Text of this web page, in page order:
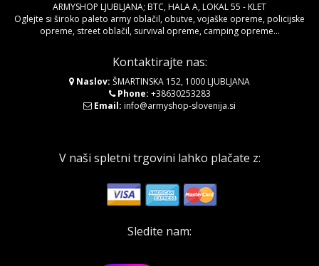
ARMYSHOP LJUBLJANA; BTC, HALA A, LOKAL 55 - KLET
Oglejte si široko paleto army oblačil, obutve, vojaške opreme, policijske
opreme, street oblačil, survival opreme, camping opreme...
Kontaktirajte nas:
Naslov: ŠMARTINSKA 152, 1000 LJUBLJANA
Phone: +38630253283
Email: info@armyshop-slovenija.si
V naši spletni trgovini lahko plačate z:
Sledite nam: